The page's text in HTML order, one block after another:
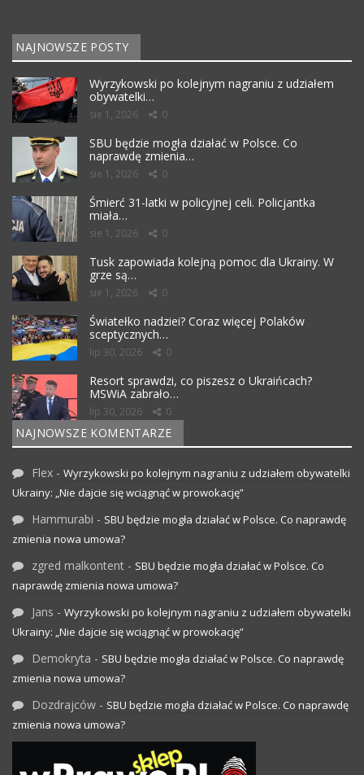
NAJNOWSZE POSTY
Wyrzykowski po kolejnym nagraniu z udziałem
obywatelki…
sie 1, 2026 0
SBU będzie mogła działać w Polsce. Co
naprawdę zmienia…
sie 1, 2026 0
Śmierć 31-latki w policyjnej celi. Policjantka
miała…
sie 1, 2026 0
Tusk zapowiada kolejną pomoc dla Ukrainy. W
grze są…
sie 1, 2026 0
Światełko nadziei? Coraz więcej Polaków
sceptycznych…
lip 30, 2026 0
Resort sprawdzi, co piszesz o Ukraińcach?
MSWiA zabrało…
lip 30, 2026 0
NAJNOWSZE KOMENTARZE
Flex - Wyrzykowski po kolejnym nagraniu z udziałem obywatelki
Ukrainy: „Nie dajcie się wciągnąć w prowokację”
Hammurabi - SBU będzie mogła działać w Polsce. Co naprawdę
zmienia nowa umowa?
zgred malkontent - SBU będzie mogła działać w Polsce. Co
naprawdę zmienia nowa umowa?
Jans - Wyrzykowski po kolejnym nagraniu z udziałem obywatelki
Ukrainy: „Nie dajcie się wciągnąć w prowokację”
Demokryta - SBU będzie mogła działać w Polsce. Co naprawdę
zmienia nowa umowa?
Dozdrajców - SBU będzie mogła działać w Polsce. Co naprawdę
zmienia nowa umowa?